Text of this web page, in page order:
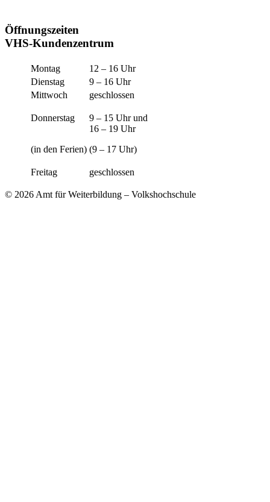
Öffnungszeiten
VHS-Kundenzentrum
Montag
12 – 16 Uhr
Dienstag
9 – 16 Uhr
Mittwoch
geschlossen
Donnerstag
(in den Ferien)
9 – 15 Uhr und
16 – 19 Uhr
(9 – 17 Uhr)
Freitag geschlossen
© 2026 Amt für Weiterbildung – Volkshochschule